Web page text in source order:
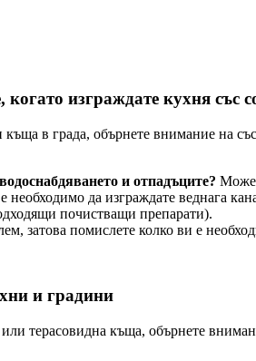
изграждате кухня със
в града, обърнете внимание на
и отпадъците?
необходимо да изграждате веднага
почистващи препарати).
затова помислете колко ви е
и градини
терасовидна къща, обърнете